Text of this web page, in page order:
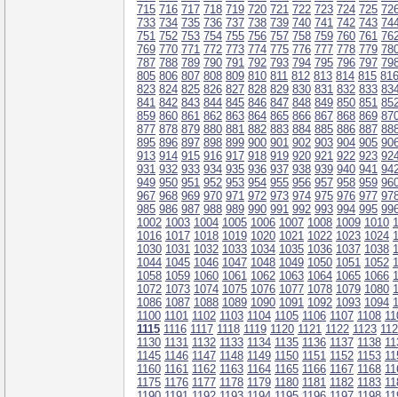
715 716 717 718 719 720 721 722 723 724 725
733 734 735 736 737 738 739 740 741 742 743
751 752 753 754 755 756 757 758 759 760 761
769 770 771 772 773 774 775 776 777 778 779
787 788 789 790 791 792 793 794 795 796 797
805 806 807 808 809 810 811 812 813 814 815 816
823 824 825 826 827 828 829 830 831 832 833
841 842 843 844 845 846 847 848 849 850 851
859 860 861 862 863 864 865 866 867 868 869
877 878 879 880 881 882 883 884 885 886 887
895 896 897 898 899 900 901 902 903 904 905
913 914 915 916 917 918 919 920 921 922 923
931 932 933 934 935 936 937 938 939 940 941
949 950 951 952 953 954 955 956 957 958 959
967 968 969 970 971 972 973 974 975 976 977
985 986 987 988 989 990 991 992 993 994 995
1002 1003 1004 1005 1006 1007 1008 1009 1010
1016 1017 1018 1019 1020 1021 1022 1023 1024
1030 1031 1032 1033 1034 1035 1036 1037 1038
1044 1045 1046 1047 1048 1049 1050 1051 1052
1058 1059 1060 1061 1062 1063 1064 1065 1066
1072 1073 1074 1075 1076 1077 1078 1079 1080
1086 1087 1088 1089 1090 1091 1092 1093 1094
1100 1101 1102 1103 1104 1105 1106 1107 1108
1115 1116 1117 1118 1119 1120 1121 1122 1123
1130 1131 1132 1133 1134 1135 1136 1137 1138
1145 1146 1147 1148 1149 1150 1151 1152 1153
1160 1161 1162 1163 1164 1165 1166 1167 1168
1175 1176 1177 1178 1179 1180 1181 1182 1183